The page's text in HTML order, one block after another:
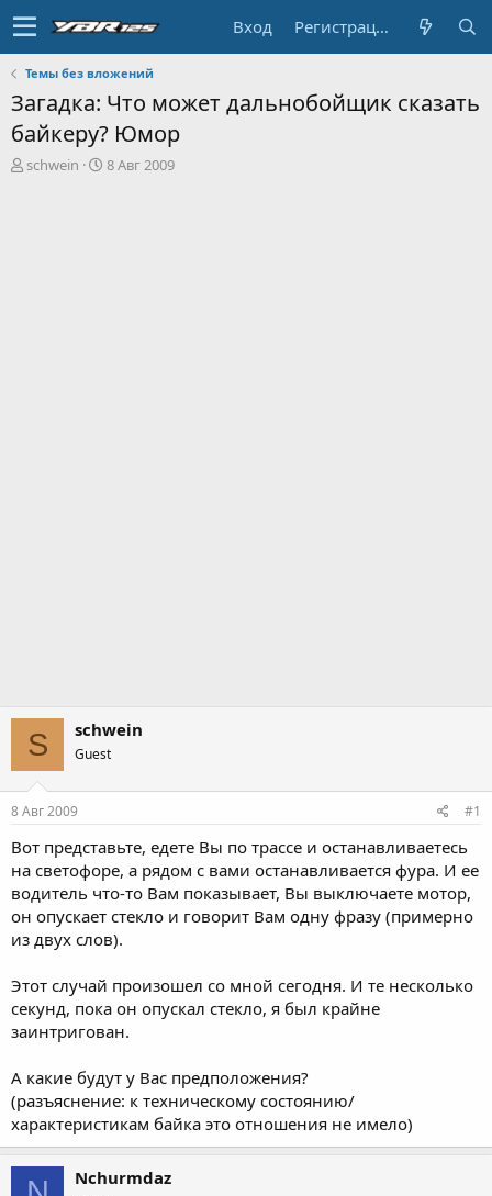
Вход Регистрация
Темы без вложений
Загадка: Что может дальнобойщик сказать
байкеру? Юмор
А
schwein
Д
8 Авг 2009
S schwein
Guest
8 Авг 2009 #1
Вот представьте, едете Вы по трассе и останавливаетесь
на светофоре, а рядом с вами останавливается фура. И ее
водитель что-то Вам показывает, Вы выключаете мотор,
он опускает стекло и говорит Вам одну фразу (примерно
из двух слов).
Этот случай произошел со мной сегодня. И те несколько
секунд, пока он опускал стекло, я был крайне
заинтригован.
А какие будут у Вас предположения?
(разъяснение: к техническому состоянию/
характеристикам байка это отношения не имело)
Nchurmdaz